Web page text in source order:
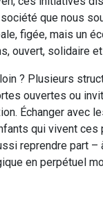
que nous
figée, mais un
ouvert, solidaire
? Plusieurs
ouvertes ou
Échanger avec
qui vivent ces
reprendre part
en perpétuel